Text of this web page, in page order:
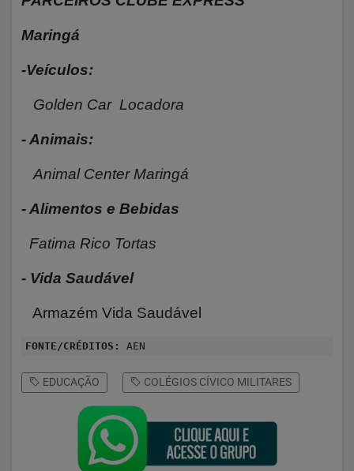
Maringá
-Veículos:
Golden Car Locadora
- Animais:
Animal Center Maringá
- Alimentos e Bebidas
Fatima Rico Tortas
- Vida Saudável
Armazém Vida Saudável
FONTE/CRÉDITOS: AEN
EDUCAÇÃO COLÉGIOS CÍVICO MILITARES